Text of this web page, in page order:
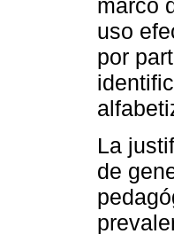
marco
uso
por
La
de